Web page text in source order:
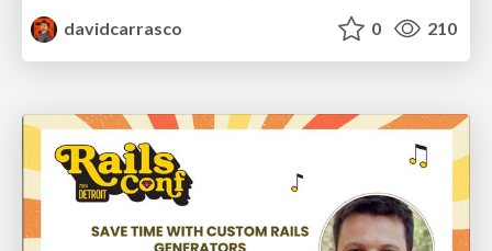
davidcarrasco
0 210